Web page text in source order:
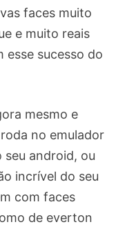
faces muito
e muito reais
esse sucesso do
mesmo e
no emulador
seu android, ou
incrível do seu
com faces
de everton